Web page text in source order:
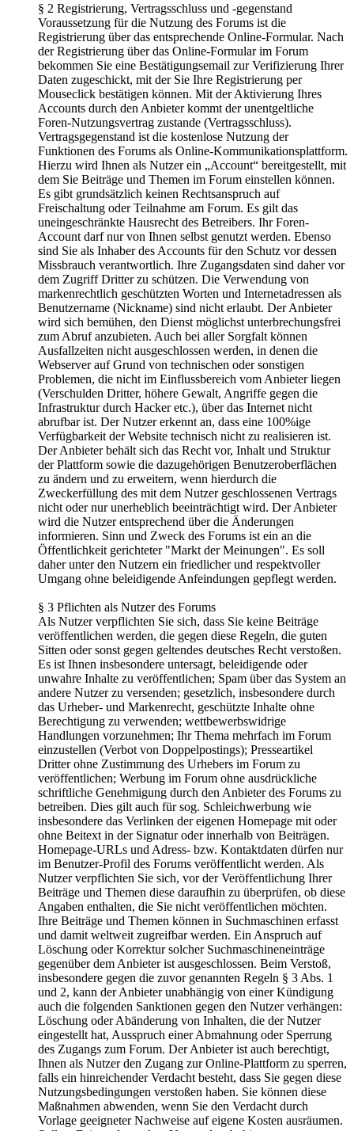
§ 2 Registrierung, Vertragsschluss und -gegenstand
Voraussetzung für die Nutzung des Forums ist die
Registrierung über das entsprechende Online-Formular. Nach
der Registrierung über das Online-Formular im Forum
bekommen Sie eine Bestätigungsemail zur Verifizierung Ihrer
Daten zugeschickt, mit der Sie Ihre Registrierung per
Mouseclick bestätigen können. Mit der Aktivierung Ihres
Accounts durch den Anbieter kommt der unentgeltliche
Foren-Nutzungsvertrag zustande (Vertragsschluss).
Vertragsgegenstand ist die kostenlose Nutzung der
Funktionen des Forums als Online-Kommunikationsplattform.
Hierzu wird Ihnen als Nutzer ein „Account“ bereitgestellt, mit
dem Sie Beiträge und Themen im Forum einstellen können.
Es gibt grundsätzlich keinen Rechtsanspruch auf
Freischaltung oder Teilnahme am Forum. Es gilt das
uneingeschränkte Hausrecht des Betreibers. Ihr Foren-
Account darf nur von Ihnen selbst genutzt werden. Ebenso
sind Sie als Inhaber des Accounts für den Schutz vor dessen
Missbrauch verantwortlich. Ihre Zugangsdaten sind daher vor
dem Zugriff Dritter zu schützen. Die Verwendung von
markenrechtlich geschützten Worten und Internetadressen als
Benutzername (Nickname) sind nicht erlaubt. Der Anbieter
wird sich bemühen, den Dienst möglichst unterbrechungsfrei
zum Abruf anzubieten. Auch bei aller Sorgfalt können
Ausfallzeiten nicht ausgeschlossen werden, in denen die
Webserver auf Grund von technischen oder sonstigen
Problemen, die nicht im Einflussbereich vom Anbieter liegen
(Verschulden Dritter, höhere Gewalt, Angriffe gegen die
Infrastruktur durch Hacker etc.), über das Internet nicht
abrufbar ist. Der Nutzer erkennt an, dass eine 100%ige
Verfügbarkeit der Website technisch nicht zu realisieren ist.
Der Anbieter behält sich das Recht vor, Inhalt und Struktur
der Plattform sowie die dazugehörigen Benutzeroberflächen
zu ändern und zu erweitern, wenn hierdurch die
Zweckerfüllung des mit dem Nutzer geschlossenen Vertrags
nicht oder nur unerheblich beeinträchtigt wird. Der Anbieter
wird die Nutzer entsprechend über die Änderungen
informieren. Sinn und Zweck des Forums ist ein an die
Öffentlichkeit gerichteter "Markt der Meinungen". Es soll
daher unter den Nutzern ein friedlicher und respektvoller
Umgang ohne beleidigende Anfeindungen gepflegt werden.
§ 3 Pflichten als Nutzer des Forums
Als Nutzer verpflichten Sie sich, dass Sie keine Beiträge
veröffentlichen werden, die gegen diese Regeln, die guten
Sitten oder sonst gegen geltendes deutsches Recht verstoßen.
Es ist Ihnen insbesondere untersagt, beleidigende oder
unwahre Inhalte zu veröffentlichen; Spam über das System an
andere Nutzer zu versenden; gesetzlich, insbesondere durch
das Urheber- und Markenrecht, geschützte Inhalte ohne
Berechtigung zu verwenden; wettbewerbswidrige
Handlungen vorzunehmen; Ihr Thema mehrfach im Forum
einzustellen (Verbot von Doppelpostings); Presseartikel
Dritter ohne Zustimmung des Urhebers im Forum zu
veröffentlichen; Werbung im Forum ohne ausdrückliche
schriftliche Genehmigung durch den Anbieter des Forums zu
betreiben. Dies gilt auch für sog. Schleichwerbung wie
insbesondere das Verlinken der eigenen Homepage mit oder
ohne Beitext in der Signatur oder innerhalb von Beiträgen.
Homepage-URLs und Adress- bzw. Kontaktdaten dürfen nur
im Benutzer-Profil des Forums veröffentlicht werden. Als
Nutzer verpflichten Sie sich, vor der Veröffentlichung Ihrer
Beiträge und Themen diese daraufhin zu überprüfen, ob diese
Angaben enthalten, die Sie nicht veröffentlichen möchten.
Ihre Beiträge und Themen können in Suchmaschinen erfasst
und damit weltweit zugreifbar werden. Ein Anspruch auf
Löschung oder Korrektur solcher Suchmaschineneinträge
gegenüber dem Anbieter ist ausgeschlossen. Beim Verstoß,
insbesondere gegen die zuvor genannten Regeln § 3 Abs. 1
und 2, kann der Anbieter unabhängig von einer Kündigung
auch die folgenden Sanktionen gegen den Nutzer verhängen:
Löschung oder Abänderung von Inhalten, die der Nutzer
eingestellt hat, Ausspruch einer Abmahnung oder Sperrung
des Zugangs zum Forum. Der Anbieter ist auch berechtigt,
Ihnen als Nutzer den Zugang zur Online-Plattform zu sperren,
falls ein hinreichender Verdacht besteht, dass Sie gegen diese
Nutzungsbedingungen verstoßen haben. Sie können diese
Maßnahmen abwenden, wenn Sie den Verdacht durch
Vorlage geeigneter Nachweise auf eigene Kosten ausräumen.